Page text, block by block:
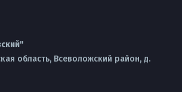
область, Всеволожский район, д.